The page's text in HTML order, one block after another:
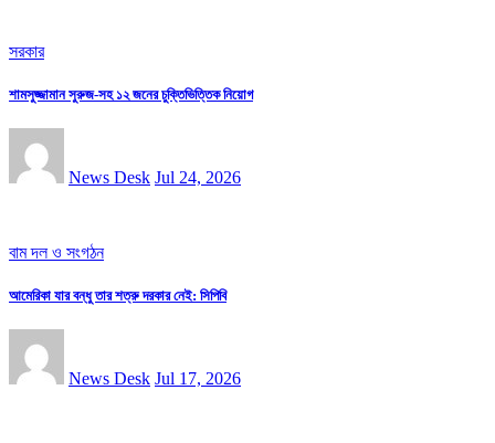
সরকার
শামসুজ্জামান সুরুজ-সহ ১২ জনের চুক্তিভিত্তিক নিয়োগ
News Desk Jul 24, 2026
বাম দল ও সংগঠন
আমেরিকা যার বন্ধু তার শত্রু দরকার নেই: সিপিবি
News Desk Jul 17, 2026